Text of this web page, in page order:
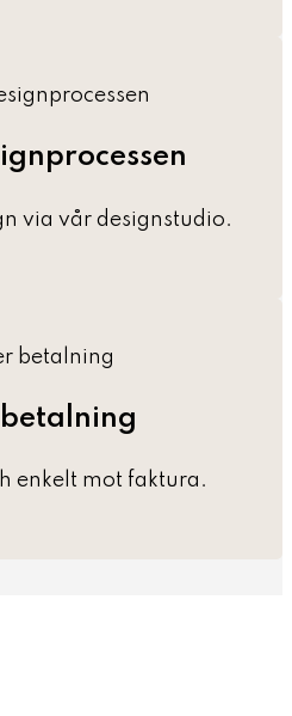
via vår designstudio.
enkelt mot faktura.